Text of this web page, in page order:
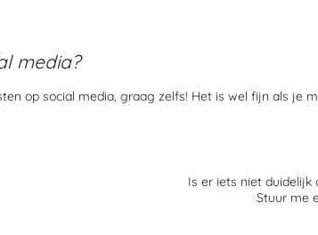
media?
op social media, graag zelfs! Het is wel fijn als je
Is er iets niet duidelijk
Stuur me